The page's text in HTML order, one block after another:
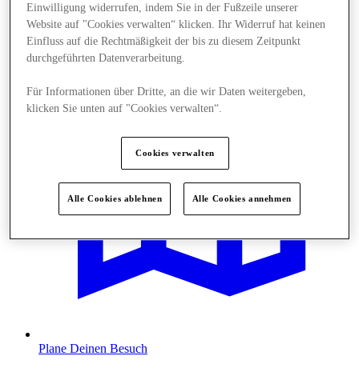
Angebote
Plane Deinen Besuch
Einwilligung widerrufen, indem Sie in der Fußzeile unserer
Website auf "Cookies verwalten“ klicken. Ihr Widerruf hat keinen
Einfluss auf die Rechtmäßigkeit der bis zu diesem Zeitpunkt
durchgeführten Datenverarbeitung.
Für Informationen über Dritte, an die wir Daten weitergeben,
klicken Sie unten auf "Cookies verwalten“.
Cookies verwalten
Alle Cookies ablehnen Alle Cookies annehmen